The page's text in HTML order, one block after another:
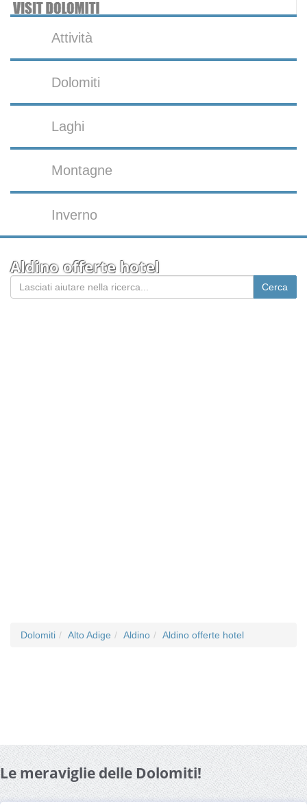
Attività
Dolomiti
Laghi
Montagne
Inverno
Aldino offerte hotel
Dolomiti Alto Adige Aldino Aldino offerte hotel
Le meraviglie delle Dolomiti!